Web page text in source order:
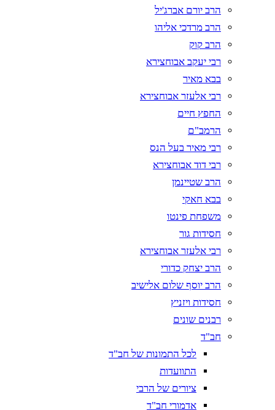
הרב יורם אברג'יל
הרב מרדכי אליהו
הרב קוק
רבי יעקב אבוחצירא
בבא מאיר
רבי אלעזר אבוחצירא
החפץ חיים
הרמב"ם
רבי מאיר בעל הנס
רבי דוד אבוחצירא
הרב שטיינמן
בבא חאקי
משפחת פינטו
חסידות גור
רבי אלעזר אבוחצירא
הרב יצחק כדורי
הרב יוסף שלום אלישיב
חסידות ויזניץ
רבנים שונים
חב"ד
לכל התמונות של חב"ד
התוועדות
ציורים של הרבי
אדמורי חב"ד